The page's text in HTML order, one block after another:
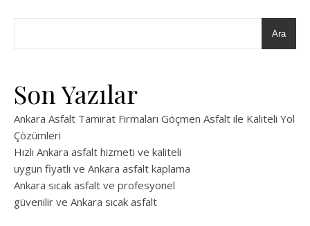
Ara
Son Yazılar
Ankara Asfalt Tamirat Firmaları Göçmen Asfalt ile Kaliteli Yol
Çözümleri
Hızlı Ankara asfalt hizmeti ve kaliteli
uygun fiyatlı ve Ankara asfalt kaplama
Ankara sıcak asfalt ve profesyonel
güvenilir ve Ankara sıcak asfalt